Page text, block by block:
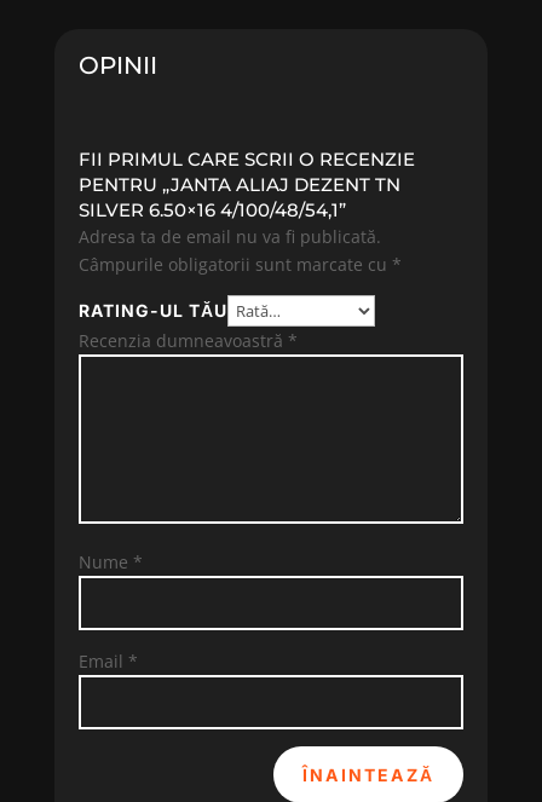
OPINII
FII PRIMUL CARE SCRII O RECENZIE
PENTRU „JANTA ALIAJ DEZENT TN
SILVER 6.50×16 4/100/48/54,1”
Adresa ta de email nu va fi publicată.
Câmpurile obligatorii sunt marcate cu *
RATING-UL TĂU
Recenzia dumneavoastră *
Nume *
Email *
ÎNAINTEAZĂ